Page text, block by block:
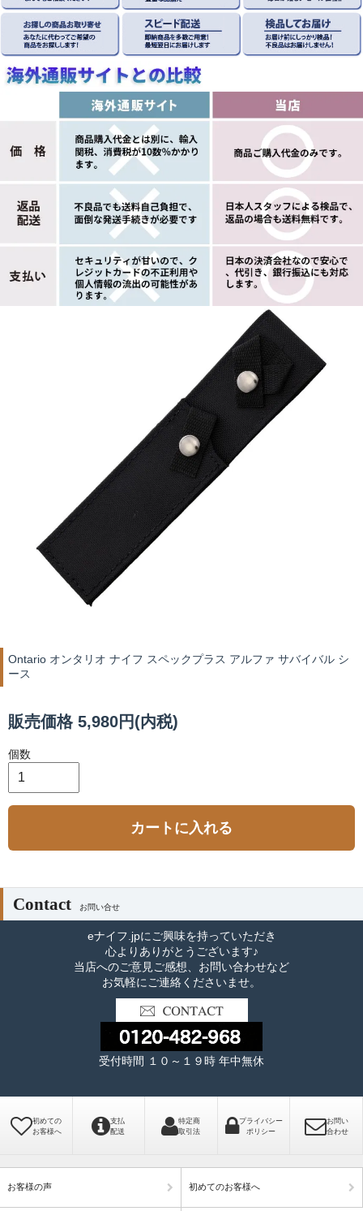
Ontario オンタリオ ナイフ スペックプラス アルファ サバイバル シ
ース
販売価格 5,980円(内税)
個数
カートに入れる
Contact お問い合せ
eナイフ.jpにご興味を持っていただき
心よりありがとうございます♪
当店へのご意見ご感想、お問い合わせなど
お気軽にご連絡くださいませ。
受付時間 １０～１９時 年中無休
初めての
お客様へ
支払
配送
特定商
取引法
プライバシー
ポリシー
お問い
合わせ
お客様の声 初めてのお客様へ